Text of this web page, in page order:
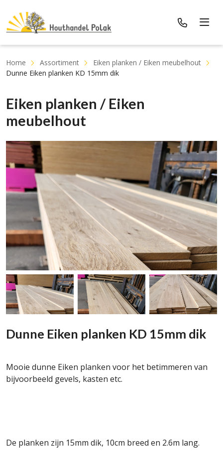
Home Assortiment
Eiken planken / Eiken meubelhout
Dunne Eiken planken KD 15mm dik
Eiken planken / Eiken
meubelhout
Dunne Eiken planken KD 15mm dik
Mooie dunne Eiken planken voor het betimmeren van
bijvoorbeeld gevels, kasten etc.
De planken zijn 15mm dik, 10cm breed en 2.6m lang.